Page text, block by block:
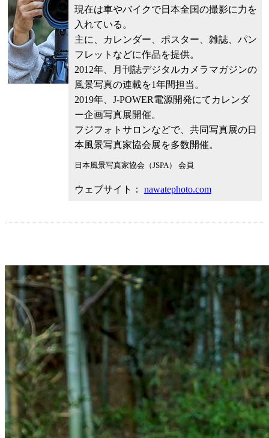
現在は車やバイクで日本全国の撮影に力を
入れている。
主に、カレンダー、ポスター、雑誌、パン
フレットなどに作品を提供。
2012年、月刊誌デジタルカメラマガジンの
風景写真の連載を1年間担当。
2019年、J-POWER電源開発にてカレンダ
ー企画写真展開催。
フジフォトサロンなどで、共同写真展の日
本風景写真家協会展を多数開催。
日本風景写真家協会（JSPA） 会員
ウェブサイト： nawatephoto.com